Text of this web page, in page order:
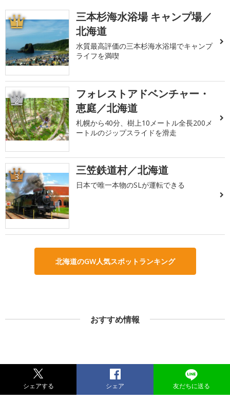
1
三本杉海水浴場 キャンプ場／
北海道
水質最高評価の三本杉海水浴場でキャンプ
ライフを満喫
2
フォレストアドベンチャー・
恵庭／北海道
札幌から40分、樹上10メートル全長200メ
ートルのジップスライドを滑走
3 三笠鉄道村／北海道
日本で唯一本物のSLが運転できる
北海道のGW人気スポットランキング
おすすめ情報
シェアする シェア 友だちに送る